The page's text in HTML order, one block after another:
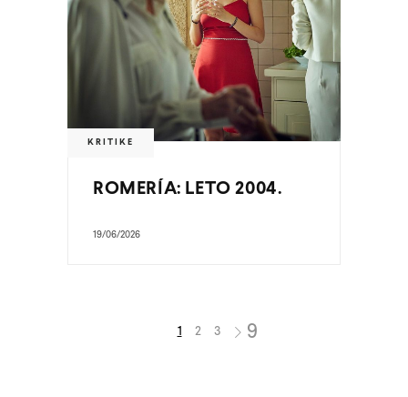
KRITIKE
ROMERÍA: LETO 2004.
19/06/2026
1 2 3